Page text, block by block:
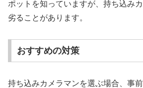
ポットを知っていますが、持ち込み
劣ることがあります。
おすすめの対策
持ち込みカメラマンを選ぶ場合、事